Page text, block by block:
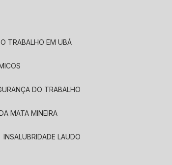
TRABALHO EM UBÁ
DO TRABALHO
MATA MINEIRA
INSALUBRIDADE LAUDO